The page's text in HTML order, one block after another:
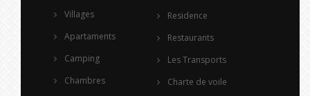
Villages
Apartaments
Camping
Chambres
Residence
Restaurants
Les Transports
Charte de voile